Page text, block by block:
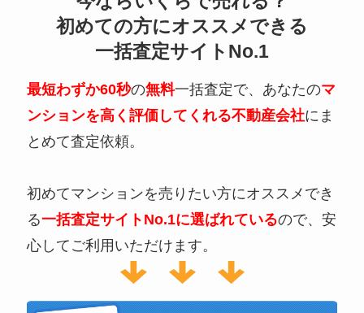
初めての方にオススメできる
一括査定サイトNo.1
最短わずか60秒の無料一括査定で、あなたのマ
ンションを高く評価してくれる不動産会社にま
とめて査定依頼。
初めてマンションを売りたい方にオススメでき
る一括査定サイトNo.1に選ばれているので、安
心してご利用いただけます。